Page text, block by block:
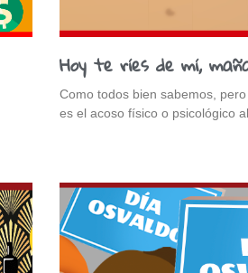
Hoy te ríes de mí,
Como todos bien sabemos,
es el acoso físico o psicológico